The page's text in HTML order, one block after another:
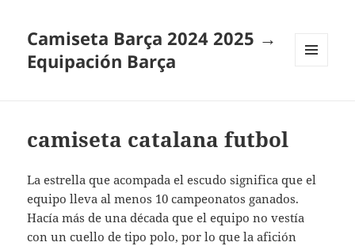
Camiseta Barça 2024 2025 →
Equipación Barça
camiseta catalana futbol
La estrella que acompada el escudo significa que el
equipo lleva al menos 10 campeonatos ganados.
Hacía más de una década que el equipo no vestía
con un cuello de tipo polo, por lo que la afición